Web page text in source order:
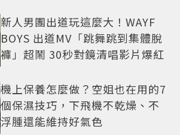
新人男團出道玩這麼大！WAYF
BOYS 出道MV「跳舞跳到集體脫
褲」超鬧 30秒對鏡清唱影片爆紅
機上保養怎麼做？空姐也在用的7
個保濕技巧，下飛機不乾燥、不
浮腫還能維持好氣色